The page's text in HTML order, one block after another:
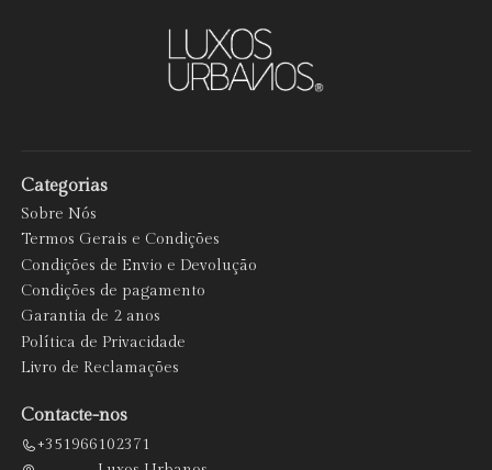
Categorias
Sobre Nós
Termos Gerais e Condições
Condições de Envio e Devolução
Condições de pagamento
Garantia de 2 anos
Política de Privacidade
Livro de Reclamações
Contacte-nos
+351966102371